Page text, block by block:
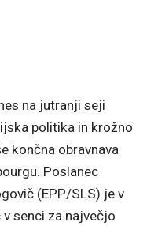
na jutranji seji
politika in krožno
končna obravnava
Poslanec
(EPP/SLS) je v
senci za največjo